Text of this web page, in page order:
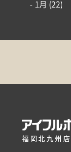
- 1月 (22)
福岡北九州店